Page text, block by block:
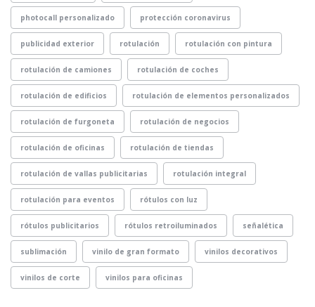
photocall personalizado protección coronavirus
publicidad exterior rotulación rotulación con pintura
rotulación de camiones rotulación de coches
rotulación de edificios rotulación de elementos personalizados
rotulación de furgoneta rotulación de negocios
rotulación de oficinas rotulación de tiendas
rotulación de vallas publicitarias rotulación integral
rotulación para eventos rótulos con luz
rótulos publicitarios rótulos retroiluminados señalética
sublimación vinilo de gran formato vinilos decorativos
vinilos de corte vinilos para oficinas